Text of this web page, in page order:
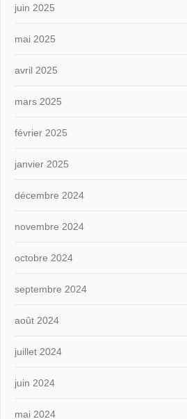
juin 2025
mai 2025
avril 2025
mars 2025
février 2025
janvier 2025
décembre 2024
novembre 2024
octobre 2024
septembre 2024
août 2024
juillet 2024
juin 2024
mai 2024